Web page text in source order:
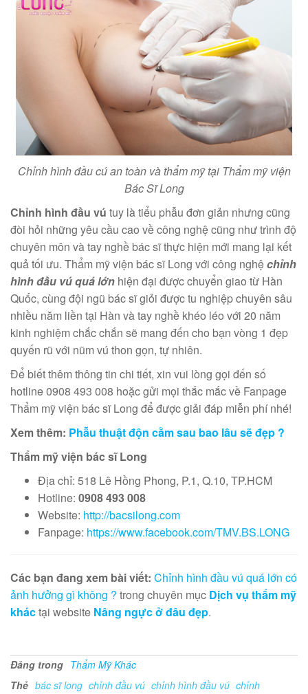
Chỉnh hình đầu cú an toàn và thẩm mỹ tại Thẩm mỹ viện
Bác Sĩ Long
Chỉnh hình đầu vú tuy là tiểu phẫu đơn giản nhưng cũng
đòi hỏi những yêu cầu cao về công nghệ cũng như trình độ
chuyên môn và tay nghề bác sĩ thực hiện mới mang lại kết
quả tối ưu. Thẩm mỹ viện bác sĩ Long với công nghệchỉnh
hình đầu vú quá lớn hiện đại được chuyển giao từ Hàn
Quốc, cùng đội ngũ bác sĩ giỏi được tu nghiệp chuyên sâu
nhiều năm liền tại Hàn và tay nghề khéo léo với 20 năm
kinh nghiệm chắc chắn sẽ mang đến cho bạn vòng 1 đẹp
quyến rũ với nũm vú thon gọn, tự nhiên.
Để biết thêm thông tin chi tiết, xin vui lòng gọi đến số
hotline 0908 493 008 hoặc gửi mọi thắc mắc về Fanpage
Thẩm mỹ viện bác sĩ Long để được giải đáp miễn phí nhé!
Xem thêm: Phẫu thuật độn cằm sau bao lâu sẽ đẹp ?
Thẩm mỹ viện bác sĩ Long
Địa chỉ: 518 Lê Hồng Phong, P.1, Q.10, TP.HCM
Hotline: 0908 493 008
Website: http://bacsilong.com
Fanpage: https://www.facebook.com/TMV.BS.LONG
Các bạn đang xem bài viết: Chỉnh hình đầu vú quá lớn có
ảnh hưởng gì không ? trong chuyên mục Dịch vụ thẩm mỹ
kháctại website Nâng ngực ở đâu đẹp.
Đăng trong Thẩm Mỹ Khác
Thẻ bác sĩ long chỉnh đầu vú chỉnh hình đầu vú chỉnh